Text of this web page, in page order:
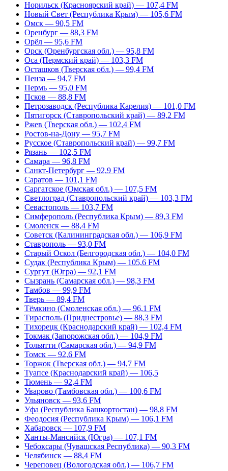
Норильск (Красноярский край) — 107,4 FM
Новый Свет (Республика Крым) — 105,6 FM
Омск — 90,5 FM
Оренбург — 88,3 FM
Орёл — 95,6 FM
Орск (Оренбургская обл.) — 95,8 FM
Оса (Пермский край) — 103,3 FM
Осташков (Тверская обл.) — 99,4 FM
Пенза — 94,7 FM
Пермь — 95,0 FM
Псков — 88,8 FM
Петрозаводск (Республика Карелия) — 101,0 FM
Пятигорск (Ставропольский край) — 89,2 FM
Ржев (Тверская обл.) — 102,4 FM
Ростов-на-Дону — 95,7 FM
Русское (Ставропольский край) — 99,7 FM
Рязань — 102,5 FM
Самара — 96,8 FM
Санкт-Петербург — 92,9 FM
Саратов — 101,1 FM
Саргатское (Омская обл.) — 107,5 FM
Светлоград (Ставропольский край) — 103,3 FM
Севастополь — 103,7 FM
Симферополь (Республика Крым) — 89,3 FM
Смоленск — 88,4 FM
Советск (Калининградская обл.) — 106,9 FM
Ставрополь — 93,0 FM
Старый Оскол (Белгородская обл.) — 104,0 FM
Судак (Республика Крым) — 105,6 FM
Сургут (Югра) — 92,1 FM
Сызрань (Самарская обл.) — 98,3 FM
Тамбов — 99,9 FM
Тверь — 89,4 FM
Тёмкино (Смоленская обл.) — 96,1 FM
Тирасполь (Приднестровье) — 88,3 FM
Тихорецк (Краснодарский край) — 102,4 FM
Токмак (Запорожская обл.) — 104,9 FM
Тольятти (Самарская обл.) — 94,9 FM
Томск — 92,6 FM
Торжок (Тверская обл.) — 94,7 FM
Туапсе (Краснодарский край) — 106,5
Тюмень — 92,4 FM
Уварово (Тамбовская обл.) — 100,6 FM
Ульяновск — 93,6 FM
Уфа (Республика Башкортостан) — 98,8 FM
Феодосия (Республика Крым) — 106,1 FM
Хабаровск — 107,9 FM
Ханты-Мансийск (Югра) — 107,1 FM
Чебоксары (Чувашская Республика) — 90,3 FM
Челябинск — 88,4 FM
Череповец (Вологодская обл.) — 106,7 FM